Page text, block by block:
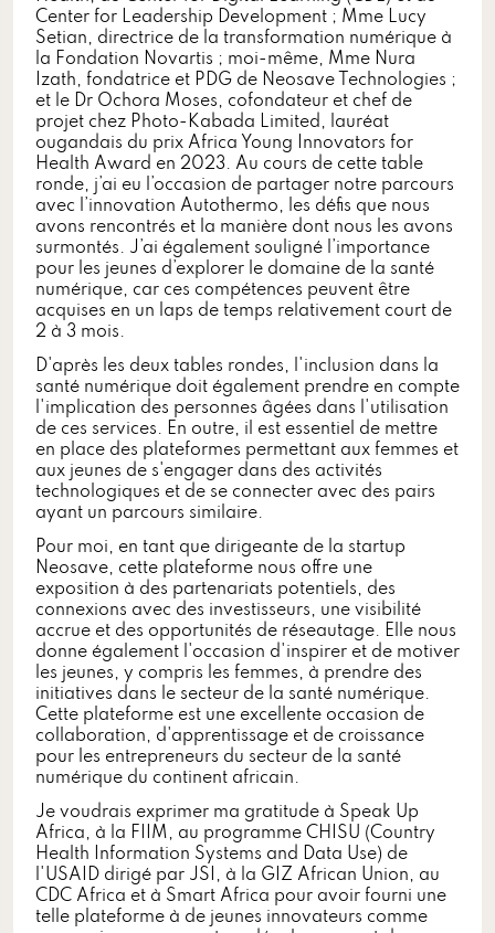
Center for Leadership Development ; Mme Lucy
Setian, directrice de la transformation numérique à
la Fondation Novartis ; moi-même, Mme Nura
Izath, fondatrice et PDG de Neosave Technologies ;
et le Dr Ochora Moses, cofondateur et chef de
projet chez Photo-Kabada Limited, lauréat
ougandais du prix Africa Young Innovators for
Health Award en 2023. Au cours de cette table
ronde, j’ai eu l’occasion de partager notre parcours
avec l’innovation Autothermo, les défis que nous
avons rencontrés et la manière dont nous les avons
surmontés. J’ai également souligné l’importance
pour les jeunes d’explorer le domaine de la santé
numérique, car ces compétences peuvent être
acquises en un laps de temps relativement court de
2 à 3 mois.
D'après les deux tables rondes, l'inclusion dans la
santé numérique doit également prendre en compte
l'implication des personnes âgées dans l'utilisation
de ces services. En outre, il est essentiel de mettre
en place des plateformes permettant aux femmes et
aux jeunes de s'engager dans des activités
technologiques et de se connecter avec des pairs
ayant un parcours similaire.
Pour moi, en tant que dirigeante de la startup
Neosave, cette plateforme nous offre une
exposition à des partenariats potentiels, des
connexions avec des investisseurs, une visibilité
accrue et des opportunités de réseautage. Elle nous
donne également l'occasion d'inspirer et de motiver
les jeunes, y compris les femmes, à prendre des
initiatives dans le secteur de la santé numérique.
Cette plateforme est une excellente occasion de
collaboration, d'apprentissage et de croissance
pour les entrepreneurs du secteur de la santé
numérique du continent africain.
Je voudrais exprimer ma gratitude à Speak Up
Africa, à la FIIM, au programme CHISU (Country
Health Information Systems and Data Use) de
l'USAID dirigé par JSI, à la GIZ African Union, au
CDC Africa et à Smart Africa pour avoir fourni une
telle plateforme à de jeunes innovateurs comme